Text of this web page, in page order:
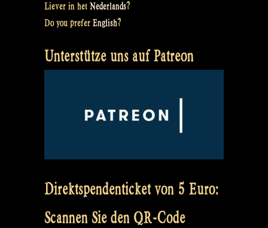
Liever in het Nederlands?
Do you prefer English?
Unterstütze uns auf Patreon
Direktspendenticket von 5 Euro:
Scannen Sie den QR-Code